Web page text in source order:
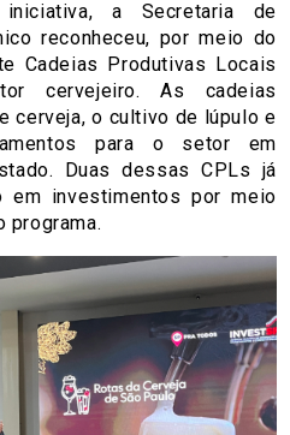
a Secretaria de
reconheceu, por meio do
Cadeias Produtivas Locais
cervejeiro. As cadeias
cerveja, o cultivo de lúpulo e
para o setor em
Duas dessas CPLs já
em investimentos por meio
programa.